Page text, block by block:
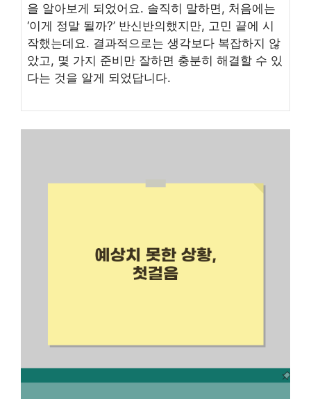
을 알아보게 되었어요. 솔직히 말하면, 처음에는
‘이게 정말 될까?’ 반신반의했지만, 고민 끝에 시
작했는데요. 결과적으로는 생각보다 복잡하지 않
았고, 몇 가지 준비만 잘하면 충분히 해결할 수 있
다는 것을 알게 되었답니다.